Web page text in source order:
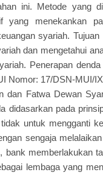
ini. Metode yang
yang menekankan
syariah.
dan mengetahui
Penerapan
Nomor: 17/DSN-MUI/
dan Fatwa Dewan
didasarkan pada
untuk mengganti
sengaja
bank memberlakukan
lembaga yang